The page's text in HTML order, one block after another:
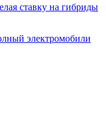
ставку на гибриды
электромобили